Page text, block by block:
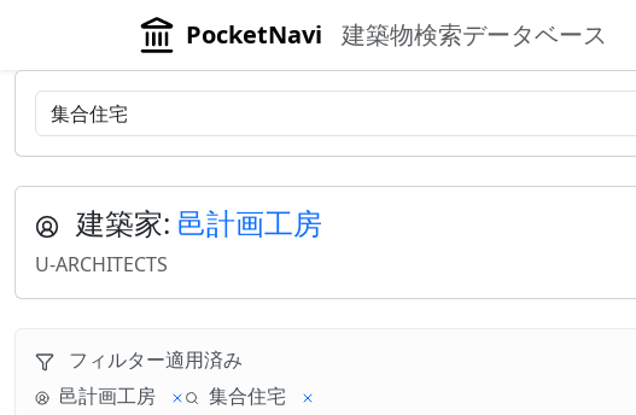
PocketNavi 建築物検索データベース
建築家: 邑計画工房
U-ARCHITECTS
フィルター適用済み
邑計画工房
集合住宅